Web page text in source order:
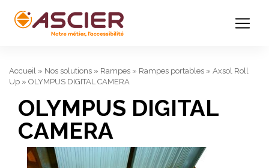
Accueil » Nos solutions » Rampes » Rampes portables » Axsol Roll
Up » OLYMPUS DIGITAL CAMERA
OLYMPUS DIGITAL
CAMERA